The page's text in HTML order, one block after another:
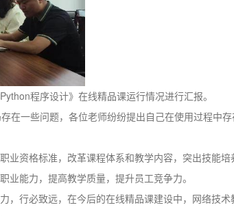
Python程序设计》在线精品课运行情况进行汇报。
在一些问题，各位老师纷纷提出自己在使用过程中存
资格标准，改革课程体系和教学内容，突出技能培
业能力，提高教学质量，提升员工竞争力。
，行必致远，在今后的在线精品课建设中，网络技术